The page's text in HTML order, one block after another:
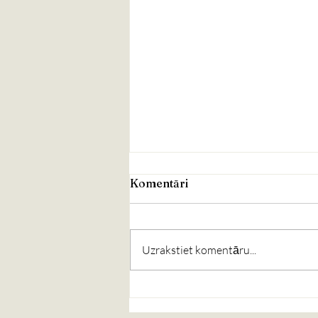
tādu”: pēdas pēc Krievijas
Komentāri
Uzrakstiet komentāru...